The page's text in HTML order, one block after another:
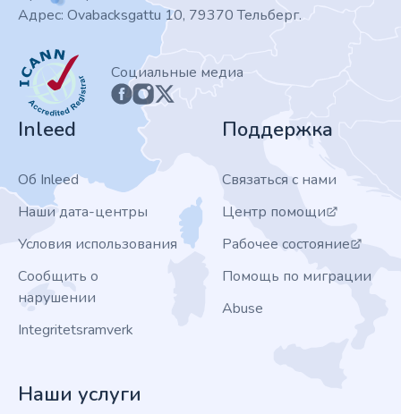
Адрес: Ovabacksgattu 10, 79370 Тельберг.
ICANN
Социальные медиа
Inleed
Об Inleed
Наши дата-центры
Условия использования
Сообщить о
нарушении
Integritetsramverk
Поддержка
Связаться с нами
Центр помощи
Рабочее состояние
Помощь по миграции
Abuse
Наши услуги